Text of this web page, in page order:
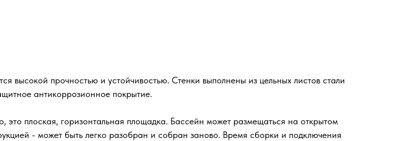
высокой прочностью и устойчивостью. Стенки выполнены из цельных листов стали
антикоррозионное покрытие.
это плоская, горизонтальная площадка. Бассейн может размещаться на открытом
- может быть легко разобран и собран заново. Время сборки и подключения